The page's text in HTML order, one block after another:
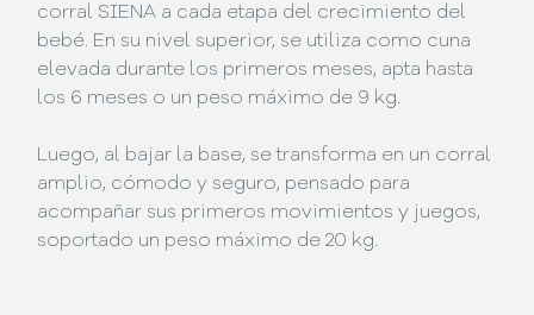
corral SIENA a cada etapa del crecimiento del
bebé. En su nivel superior, se utiliza como cuna
elevada durante los primeros meses, apta hasta
los 6 meses o un peso máximo de 9 kg.
Luego, al bajar la base, se transforma en un corral
amplio, cómodo y seguro, pensado para
acompañar sus primeros movimientos y juegos,
soportado un peso máximo de 20 kg.